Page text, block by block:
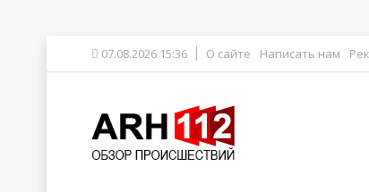
07.08.2026 15:36 О сайте Написать нам